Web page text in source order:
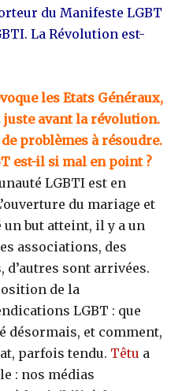
du Manifeste LGBT
La Révolution est-
les Etats Généraux,
juste avant la révolution.
problèmes à résoudre.
est-il si mal en point ?
LGBTI est en
du mariage et
un but atteint, il y a un
associations, des
sont arrivées.
de la
LGBT : que
et comment,
parfois tendu. Têtu a
: nos médias